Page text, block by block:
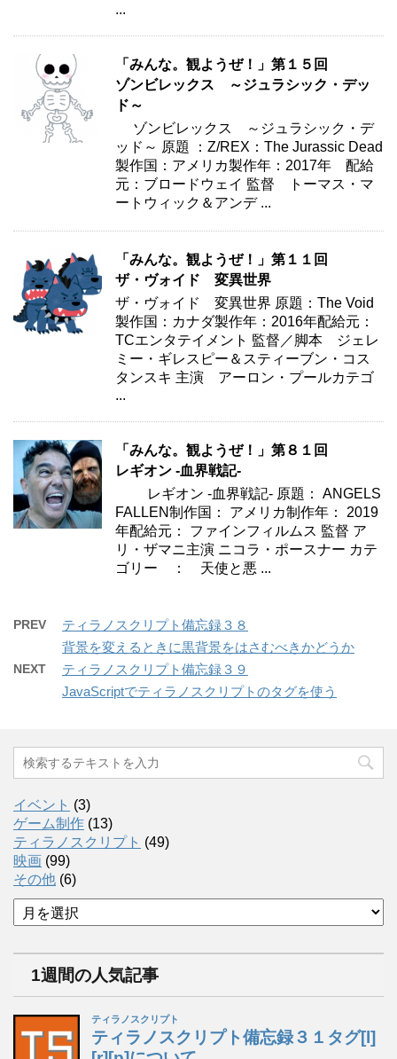
...
「みんな。観ようぜ！」第１５回
ゾンビレックス ～ジュラシック・デッ
ド～
ゾンビレックス ～ジュラシック・デ
ッド～ 原題 ：Z/REX：The Jurassic Dead
製作国：アメリカ製作年：2017年 配給
元：ブロードウェイ 監督 トーマス・マ
ートウィック＆アンデ ...
「みんな。観ようぜ！」第１１回
ザ・ヴォイド 変異世界
ザ・ヴォイド 変異世界 原題：The Void
製作国：カナダ製作年：2016年配給元：
TCエンタテイメント 監督／脚本 ジェレ
ミー・ギレスピー＆スティーブン・コス
タンスキ 主演 アーロン・プールカテゴ
...
「みんな。観ようぜ！」第８１回
レギオン -血界戦記-
レギオン -血界戦記- 原題： ANGELS
FALLEN制作国： アメリカ制作年： 2019
年配給元： ファインフィルムス 監督 ア
リ・ザマニ主演 ニコラ・ポースナー カテ
ゴリー ： 天使と悪 ...
PREV
ティラノスクリプト備忘録３８
背景を変えるときに黒背景をはさむべきかどうか
NEXT
ティラノスクリプト備忘録３９
JavaScriptでティラノスクリプトのタグを使う
イベント (3)
ゲーム制作 (13)
ティラノスクリプト (49)
映画 (99)
その他 (6)
ア
ー
1週間の人気記事